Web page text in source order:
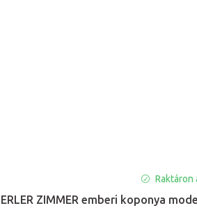
ERLER ZIMMER emberi koponya
Raktáron